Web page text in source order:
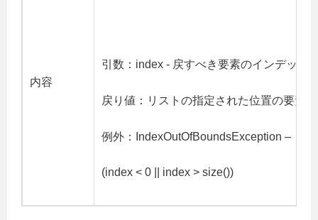
内容
引数：index - 戻すべき要素のインデック
戻り値：リストの指定された位置の要素
例外：IndexOutOfBoundsException – も
(index < 0 || index > size())